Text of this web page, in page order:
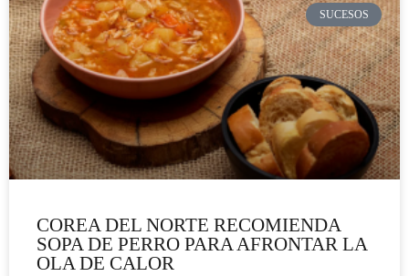
SUCESOS
COREA DEL NORTE RECOMIENDA
SOPA DE PERRO PARA AFRONTAR LA
OLA DE CALOR